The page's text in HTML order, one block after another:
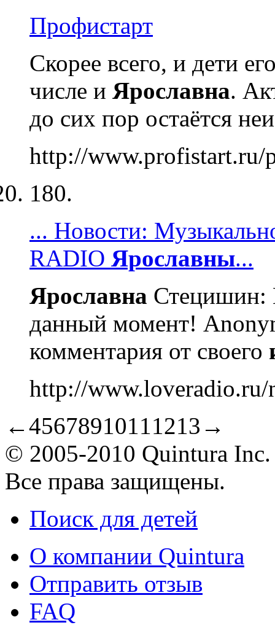
Профистарт
Скорее всего, и дети
числе и Ярославна.
до сих пор остаётся
http://www.profistart.ru/
180.
... Новости:
RADIO Ярославны...
Ярославна Стецишин:
данный момент!
комментария от своего
http://www.loveradio.ru/
←45678910111213 →
© 2005-2010 Quintura Inc.
Все права защищены.
Поиск для детей
О компании Quintura
Отправить отзыв
FAQ